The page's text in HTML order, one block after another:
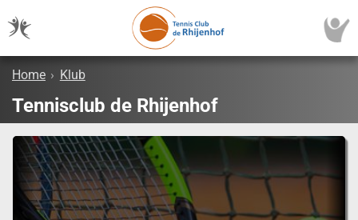
Home › Klub
Tennisclub de Rhijenhof